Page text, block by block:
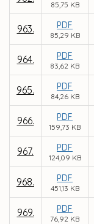
85,75 KB
963. PDF
85,29 KB
964. PDF
83,62 KB
965. PDF
84,26 KB
966. PDF
159,73 KB
967. PDF
124,09 KB
968. PDF
451,13 KB
969. PDF
76,92 KB